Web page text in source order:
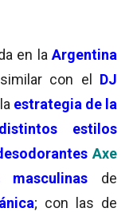
en laArgentina
con el DJ
estrategia de la
distintos estilos
Axe
masculinas
de
; con las de